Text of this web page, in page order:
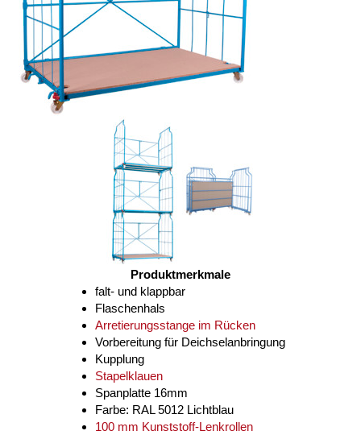
Produktmerkmale
falt- und klappbar
Flaschenhals
Arretierungsstange im Rücken
Vorbereitung für Deichselanbringung
Kupplung
Stapelklauen
Spanplatte 16mm
Farbe: RAL 5012 Lichtblau
100 mm Kunststoff-Lenkrollen